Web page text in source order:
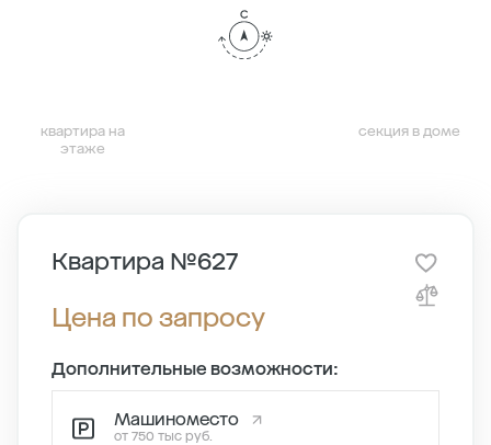
квартира на
этаже
секция в доме
Квартира №627
Цена по запросу
Дополнительные возможности:
Машиноместо
от 750 тыс руб.